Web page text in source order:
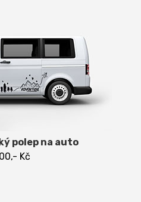
polep na auto
Kč